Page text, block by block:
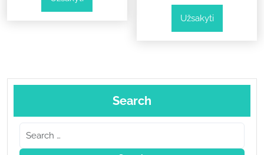
58,00 €.
price
was:
78,00 €.
Užsakyti
Search